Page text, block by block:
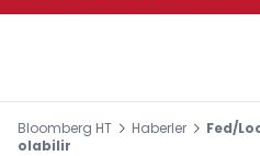
Bloomberg HT Haberler
Fed/
olabilir